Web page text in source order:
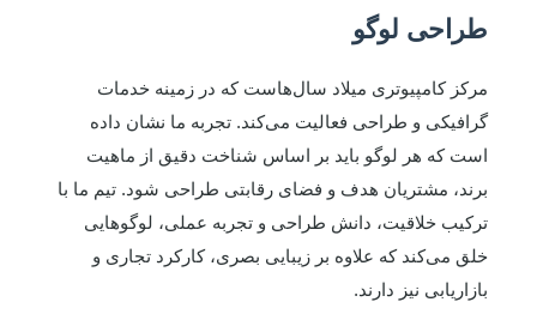
طراحی لوگو
مرکز کامپیوتری میلاد سال‌هاست که در زمینه خدمات
گرافیکی و طراحی فعالیت می‌کند. تجربه ما نشان داده
است که هر لوگو باید بر اساس شناخت دقیق از ماهیت
برند، مشتریان هدف و فضای رقابتی طراحی شود. تیم ما با
ترکیب خلاقیت، دانش طراحی و تجربه عملی، لوگوهایی
خلق می‌کند که علاوه بر زیبایی بصری، کارکرد تجاری و
بازاریابی نیز دارند.